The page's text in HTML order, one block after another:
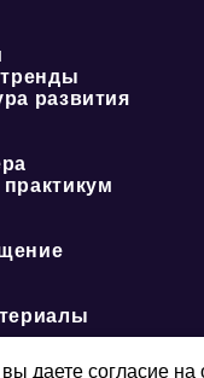
развития
даете согласие на